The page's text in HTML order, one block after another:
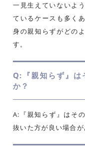
一見生えていないよ
ているケースも多く
身の親知らずがどの
す。
Q:『親知らず』は
か？
A:『親知らず』はそ
抜いた方が良い場合が